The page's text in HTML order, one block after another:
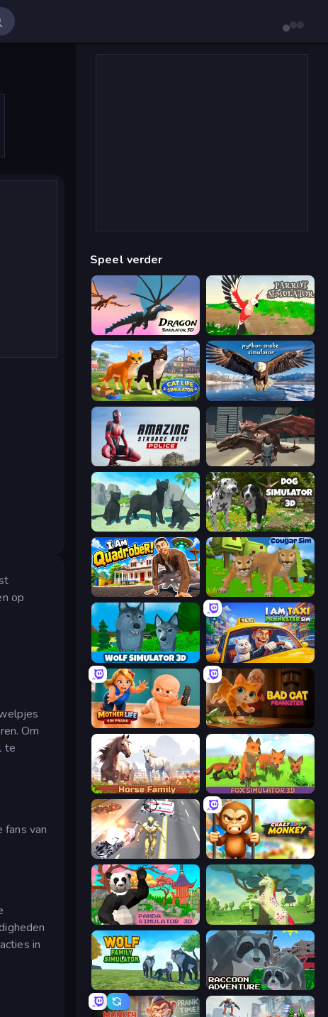
op
Om
te
fans van
in
Speel verder
Dragon Simulator 3D Parrot Simulator
Cat Life Simulator 3D Python Snake Simulator
Amazing Strange Rope Police Dragon Vice City
Panther Family Simulator 3D Dog Simulator 3D
I Am Quadrober! Cougar Simulator: Big Cats
Wolf Simulator: Wild Animals 3D I Am Taxi Prankster Sim
Mother Life Simulator: Prank Bad Cat Prankster
Horse Simulator 3D Fox Simulator 3D
Crazy Zoo Monkey
Panda Simulator 3D Unicorn Family Simulator Magic World
Wolf Family Simulator Raccoon Adventure: City Simulator 3D